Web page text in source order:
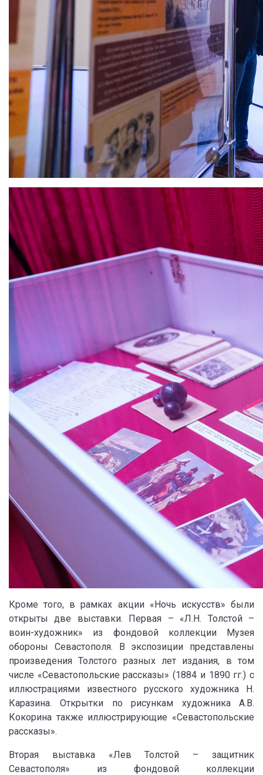
Кроме того, в рамках акции «Ночь искусств» были
открыты две выставки. Первая – «Л.Н. Толстой –
воин-художник» из фондовой коллекции Музея
обороны Севастополя. В экспозиции представлены
произведения Толстого разных лет издания, в том
числе «Севастопольские рассказы» (1884 и 1890 гг.) с
иллюстрациями известного русского художника Н.
Каразина. Открытки по рисункам художника А.В.
Кокорина также иллюстрирующие «Севастопольские
рассказы».
Вторая выставка «Лев Толстой – защитник
Севастополя» из фондовой коллекции